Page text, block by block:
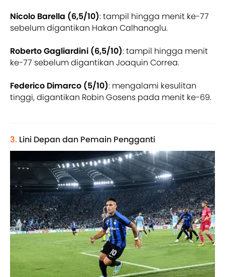
Nicolo Barella (6,5/10): tampil hingga menit ke-77
sebelum digantikan Hakan Calhanoglu.
Roberto Gagliardini (6,5/10): tampil hingga menit
ke-77 sebelum digantikan Joaquin Correa.
Federico Dimarco (5/10): mengalami kesulitan
tinggi, digantikan Robin Gosens pada menit ke-69.
3. Lini Depan dan Pemain Pengganti